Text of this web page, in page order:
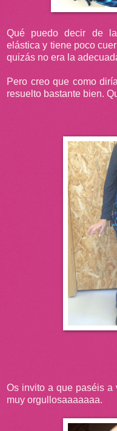
Qué puedo decir de
elástica y tiene poco
quizás no era la
Pero creo que como
resuelto bastante bien.
Os invito a que paséis a
muy orgullosaaaaaaa.